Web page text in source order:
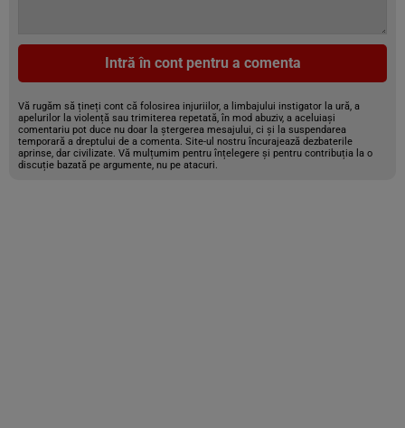
Intră în cont pentru a comenta
Vă rugăm să țineți cont că folosirea injuriilor, a limbajului instigator la ură, a
apelurilor la violență sau trimiterea repetată, în mod abuziv, a aceluiași
comentariu pot duce nu doar la ștergerea mesajului, ci și la suspendarea
temporară a dreptului de a comenta. Site-ul nostru încurajează dezbaterile
aprinse, dar civilizate. Vă mulțumim pentru înțelegere și pentru contribuția la o
discuție bazată pe argumente, nu pe atacuri.